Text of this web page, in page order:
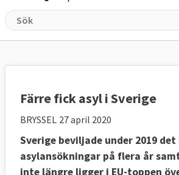
Färre fick asyl i Sverige
BRYSSEL 27 april 2020
Sverige beviljade under 2019
asylansökningar på flera år
inte längre ligger i EU-toppen